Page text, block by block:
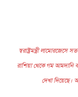
স্বরাষ্ট্রমন্ত্রী
রাশিয়া থেকে গম আমদানি
দেখা